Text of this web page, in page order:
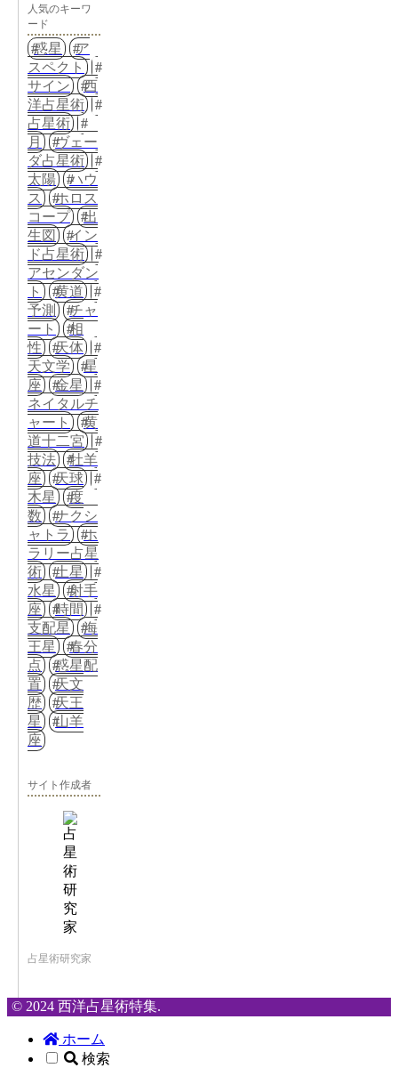
人気のキーワ
ード
惑星
ア
スペクト
サイン
西
洋占星術
占星術
月
ヴェー
ダ占星術
太陽
ハウ
ス
ホロス
コープ
出
生図
イン
ド占星術
アセンダン
ト
黄道
予測
チャ
ート
相
性
天体
天文学
星
座
金星
ネイタルチ
ャート
黄
道十二宮
技法
牡羊
座
天球
木星
度
数
ナクシ
ャトラ
ホ
ラリー占星
術
土星
水星
射手
座
時間
支配星
海
王星
春分
点
惑星配
置
天文
歴
天王
星
山羊
座
サイト作成者
占星術研究家
© 2024 西洋占星術特集.
ホーム
検索